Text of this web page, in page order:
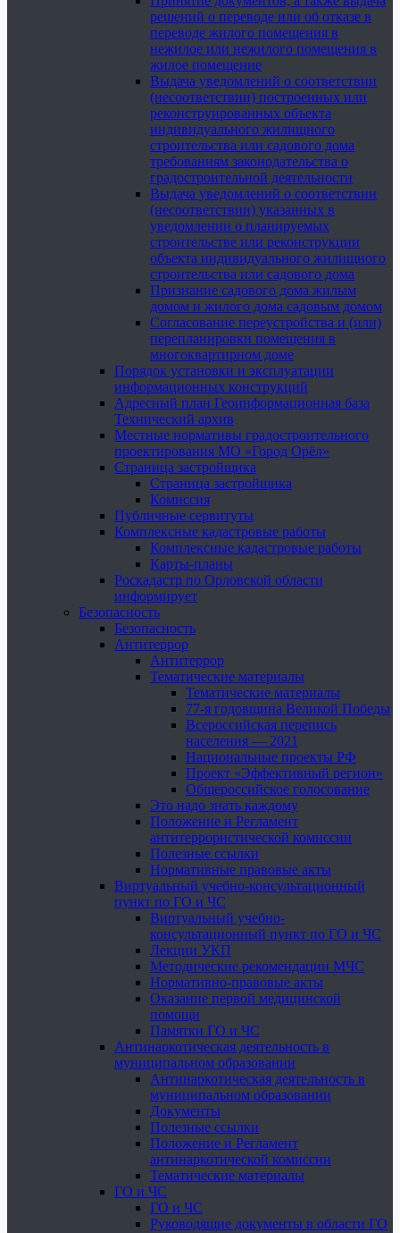
решений о переводе или об отказе в
переводе жилого помещения в
нежилое или нежилого помещения в
жилое помещение
Выдача уведомлений о соответствии
(несоответствии) построенных или
реконструированных объекта
индивидуального жилищного
строительства или садового дома
требованиям законодательства о
градостроительной деятельности
Выдача уведомлений о соответствии
(несоответствии) указанных в
уведомлении о планируемых
строительстве или реконструкции
объекта индивидуального жилищного
строительства или садового дома
Признание садового дома жилым
домом и жилого дома садовым домом
Согласование переустройства и (или)
перепланировки помещения в
многоквартирном доме
Порядок установки и эксплуатации
информационных конструкций
Адресный план Геоинформационная база
Технический архив
Местные нормативы градостроительного
проектирования МО «Город Орёл»
Страница застройщика
Страница застройщика
Комиссия
Публичные сервитуты
Комплексные кадастровые работы
Комплексные кадастровые работы
Карты-планы
Роскадастр по Орловской области
информирует
Безопасность
Безопасность
Антитеррор
Антитеррор
Тематические материалы
Тематические материалы
77-я годовщина Великой Победы
Всероссийская перепись
населения — 2021
Национальные проекты РФ
Проект «Эффективный регион»
Общероссийское голосование
Это надо знать каждому
Положение и Регламент
антитеррористической комиссии
Полезные ссылки
Нормативные правовые акты
Виртуальный учебно-консультационный
пункт по ГО и ЧС
Виртуальный учебно-
консультационный пункт по ГО и ЧС
Лекции УКП
Методические рекомендации МЧС
Нормативно-правовые акты
Оказание первой медицинской
помощи
Памятки ГО и ЧС
Антинаркотическая деятельность в
муниципальном образовании
Антинаркотическая деятельность в
муниципальном образовании
Документы
Полезные ссылки
Положение и Регламент
антинаркотической комиссии
Тематические материалы
ГО и ЧС
ГО и ЧС
Руководящие документы в области ГО